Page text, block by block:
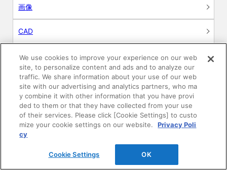
画像
CAD
BIM用テクスチャー
図面（PDF）
申請関係認定書類
施工・取扱説明書
We use cookies to improve your experience on our web
site, to personalize content and ads and to analyze our
traffic. We share information about your use of our web
site with our advertising and analytics partners, who ma
y combine it with other information that you have provi
ded to them or that they have collected from your use
of their services. Please click [Cookie Settings] to custo
mize your cookie settings on our website.
Privacy Poli
cy
Cookie Settings OK